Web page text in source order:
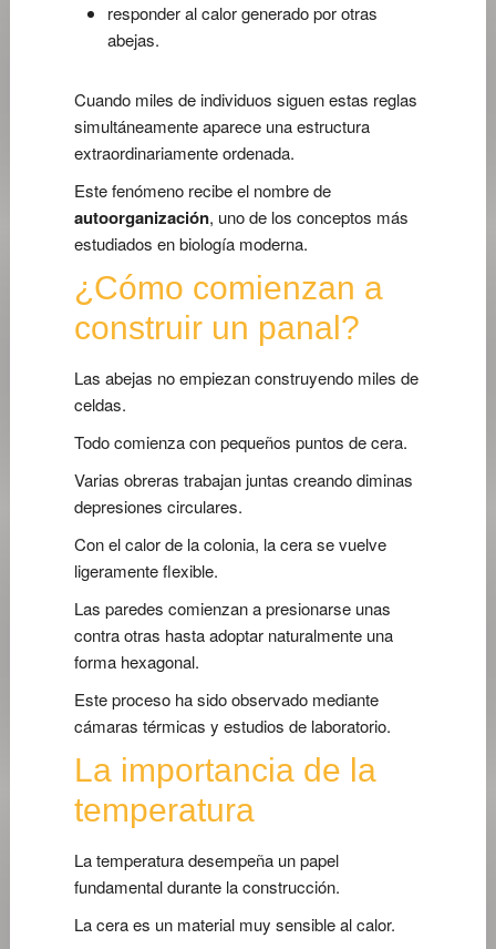
responder al calor generado por otras
abejas.
Cuando miles de individuos siguen estas reglas
simultáneamente aparece una estructura
extraordinariamente ordenada.
Este fenómeno recibe el nombre de
autoorganización, uno de los conceptos más
estudiados en biología moderna.
¿Cómo comienzan a
construir un panal?
Las abejas no empiezan construyendo miles de
celdas.
Todo comienza con pequeños puntos de cera.
Varias obreras trabajan juntas creando diminas
depresiones circulares.
Con el calor de la colonia, la cera se vuelve
ligeramente flexible.
Las paredes comienzan a presionarse unas
contra otras hasta adoptar naturalmente una
forma hexagonal.
Este proceso ha sido observado mediante
cámaras térmicas y estudios de laboratorio.
La importancia de la
temperatura
La temperatura desempeña un papel
fundamental durante la construcción.
La cera es un material muy sensible al calor.